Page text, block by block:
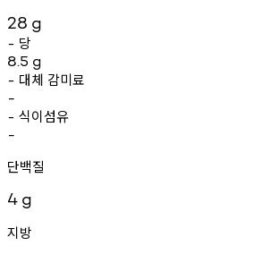
28 g
- 당
8.5 g
- 대체 감미료
-
- 식이섬유
-
단백질
4 g
지방